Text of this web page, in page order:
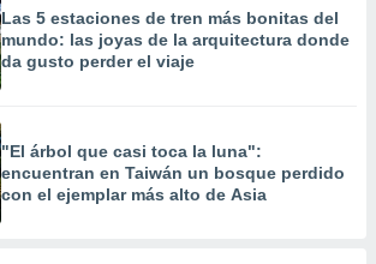
Las 5 estaciones de tren más bonitas del
mundo: las joyas de la arquitectura donde
da gusto perder el viaje
"El árbol que casi toca la luna":
encuentran en Taiwán un bosque perdido
con el ejemplar más alto de Asia